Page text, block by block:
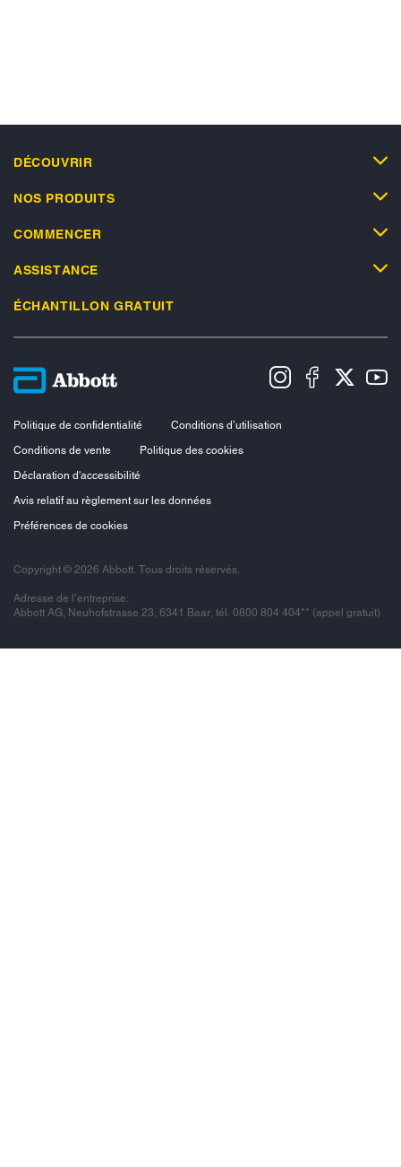
DÉCOUVRIR
NOS PRODUITS
COMMENCER
ASSISTANCE
ÉCHANTILLON GRATUIT
Politique de confidentialité
Conditions d’utilisation
Conditions de vente
Politique des cookies
Déclaration d'accessibilité
Avis relatif au règlement sur les données
Préférences de cookies
Copyright © 2026 Abbott. Tous droits réservés.
Adresse de l’entreprise:
Abbott AG, Neuhofstrasse 23, 6341 Baar, tél. 0800 804 404** (appel gratuit)